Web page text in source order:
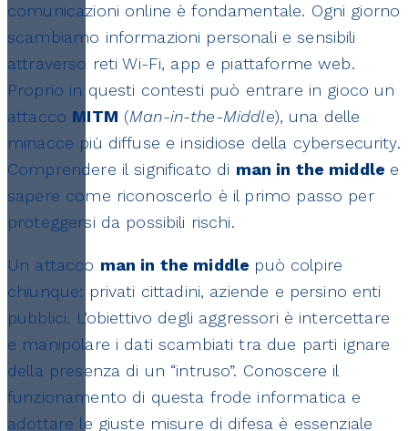
comunicazioni online è fondamentale. Ogni giorno
scambiamo informazioni personali e sensibili
attraverso reti Wi-Fi, app e piattaforme web.
Proprio in questi contesti può entrare in gioco un
attacco MITM (Man-in-the-Middle), una delle
minacce più diffuse e insidiose della cybersecurity.
Comprendere il significato di man in the middle e
sapere come riconoscerlo è il primo passo per
proteggersi da possibili rischi.
Un attacco man in the middle può colpire
chiunque: privati cittadini, aziende e persino enti
pubblici. L’obiettivo degli aggressori è intercettare
e manipolare i dati scambiati tra due parti ignare
della presenza di un “intruso”. Conoscere il
funzionamento di questa frode informatica e
adottare le giuste misure di difesa è essenziale